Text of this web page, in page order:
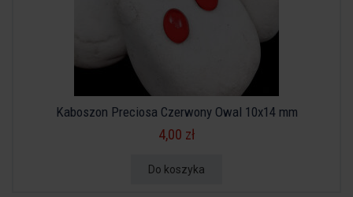
Kaboszon Preciosa Czerwony Owal 10x14 mm
4,00 zł
Do koszyka